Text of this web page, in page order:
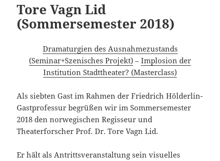
Tore Vagn Lid
(Sommersemester 2018)
Dramaturgien des Ausnahmezustands
(Seminar+Szenisches Projekt) – Implosion der
Institution Stadttheater? (Masterclass)
Als siebten Gast im Rahmen der Friedrich Hölderlin-
Gastprofessur begrüßen wir im Sommersemester
2018 den norwegischen Regisseur und
Theaterforscher Prof. Dr. Tore Vagn Lid.
Er hält als Antrittsveranstaltung sein visuelles